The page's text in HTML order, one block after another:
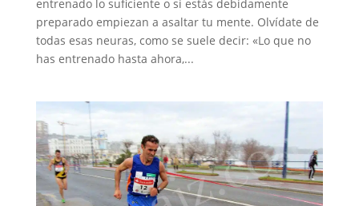
entrenado lo suficiente o si estás debidamente
preparado empiezan a asaltar tu mente. Olvídate de
todas esas neuras, como se suele decir: «Lo que no
has entrenado hasta ahora,...